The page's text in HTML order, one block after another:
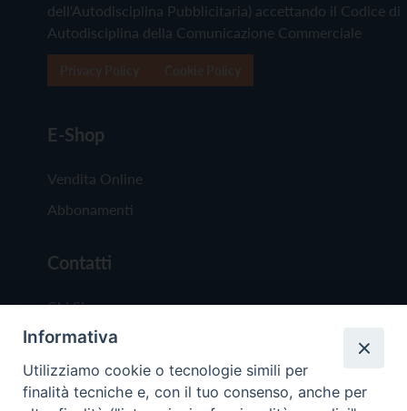
dell'Autodisciplina Pubblicitaria) accettando il Codice di
Autodisciplina della Comunicazione Commerciale
E-Shop
Vendita Online
Abbonamenti
Contatti
Chi Siamo
Redazione
Scrivici
Informativa
Utilizziamo cookie o tecnologie simili per
finalità tecniche e, con il tuo consenso, anche per